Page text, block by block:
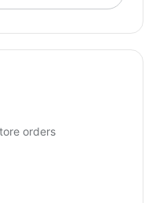
orders